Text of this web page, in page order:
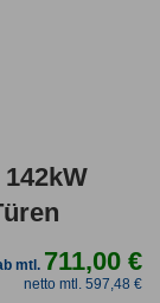
mtl. 711,00 €
netto mtl. 597,48 €